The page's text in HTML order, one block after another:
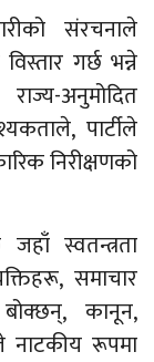
संरचनाले
गर्छ भन्ने
अनुमोदित
पार्टीले
निरीक्षणको
स्वतन्त्रता
समाचार
कानून,
नाटकीय रूपमा